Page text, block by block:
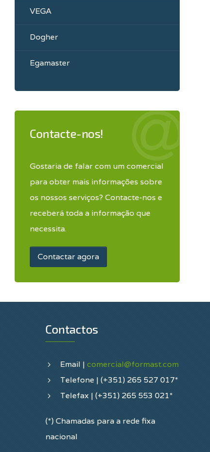
VEGA
Dogher
Egamaster
Contacte-nos!
Gostaria de falar com um comercial
para obter mais informações sobre
os nossos serviços? Contacte-nos e
receberá toda a informação que
necessita.
Contactar agora
Contactos
Email | comercial@formast.com
Telefone | (+351) 265 527 017*
Telefax | (+351) 265 553 021*
(*) Chamadas para a rede fixa
nacional